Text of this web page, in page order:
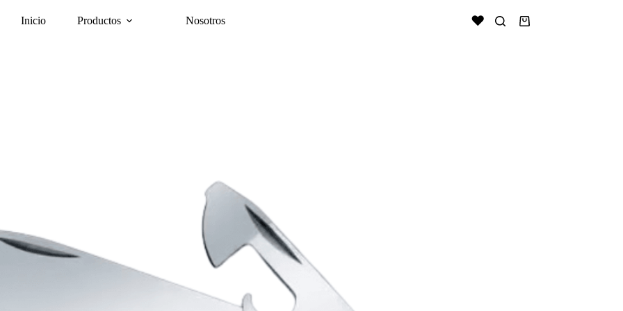
Inicio Productos Nosotros
Shopping